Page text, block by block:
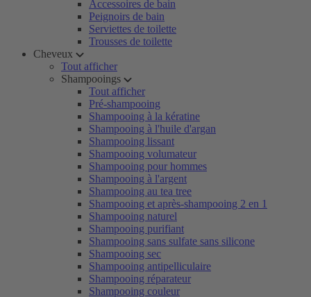
Accessoires de bain
Peignoirs de bain
Serviettes de toilette
Trousses de toilette
Cheveux
Tout afficher
Shampooings
Tout afficher
Pré-shampooing
Shampooing à la kératine
Shampooing à l'huile d'argan
Shampooing lissant
Shampooing volumateur
Shampooing pour hommes
Shampooing à l'argent
Shampooing au tea tree
Shampooing et après-shampooing 2 en 1
Shampooing naturel
Shampooing purifiant
Shampooing sans sulfate sans silicone
Shampooing sec
Shampooing antipelliculaire
Shampooing réparateur
Shampooing couleur